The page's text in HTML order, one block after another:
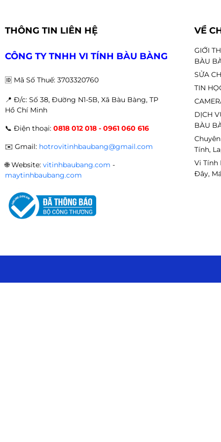
THÔNG TIN LIÊN HỆ
CÔNG TY TNHH VI TÍNH BÀU BÀNG
🆔 Mã Số Thuế: 3703320760
📍 Đ/c: Số 38, Đường N1-5B, Xã Bàu Bàng, TP
Hồ Chí Minh
📞 Điện thoại: 0818 012 018 - 0961 060 616
✉️ Gmail: hotrovitinhbaubang@gmail.com
🌐Website: vitinhbaubang.com -
maytinhbaubang.com
VỀ
GIỚI
BÀU
SỬA
TIN
DỊCH
BÀU
Tính,
Vi Tính
Đây,